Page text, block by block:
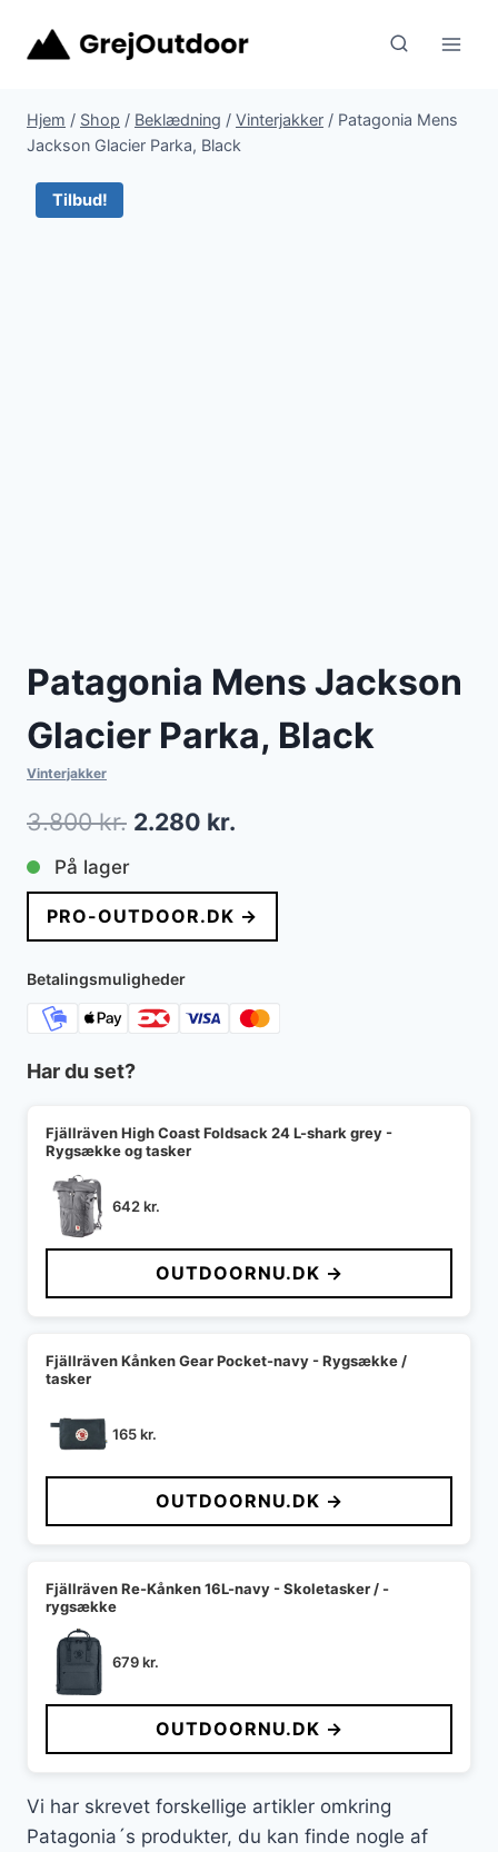
Hjem / Shop / Beklædning / Vinterjakker / Patagonia Mens
Jackson Glacier Parka, Black
Tilbud!
Patagonia Mens Jackson
Glacier Parka, Black
Vinterjakker
3.800kr. Den
pris
var:
3.800 kr..
2.280 kr.
pris
er:
På lager
PRO-OUTDOOR.DK →
Betalingsmuligheder
Har du set?
Fjällräven High Coast Foldsack 24 L-shark grey -
Rygsække og tasker
642kr.
OUTDOORNU.DK →
Fjällräven Kånken Gear Pocket-navy - Rygsække /
tasker
165kr.
OUTDOORNU.DK →
Fjällräven Re-Kånken 16L-navy - Skoletasker / -
rygsække
679kr.
OUTDOORNU.DK →
Vi har skrevet forskellige artikler omkring
Patagonia´s produkter, du kan finde nogle af